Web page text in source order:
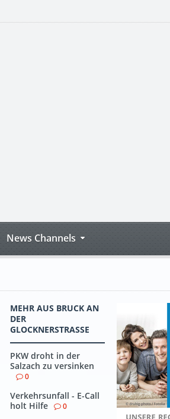
News Channels
MEHR AUS BRUCK AN
DER
GLOCKNERSTRASSE
PKW droht in der
Salzach zu versinken
0
Verkehrsunfall - E-Call
holt Hilfe
0